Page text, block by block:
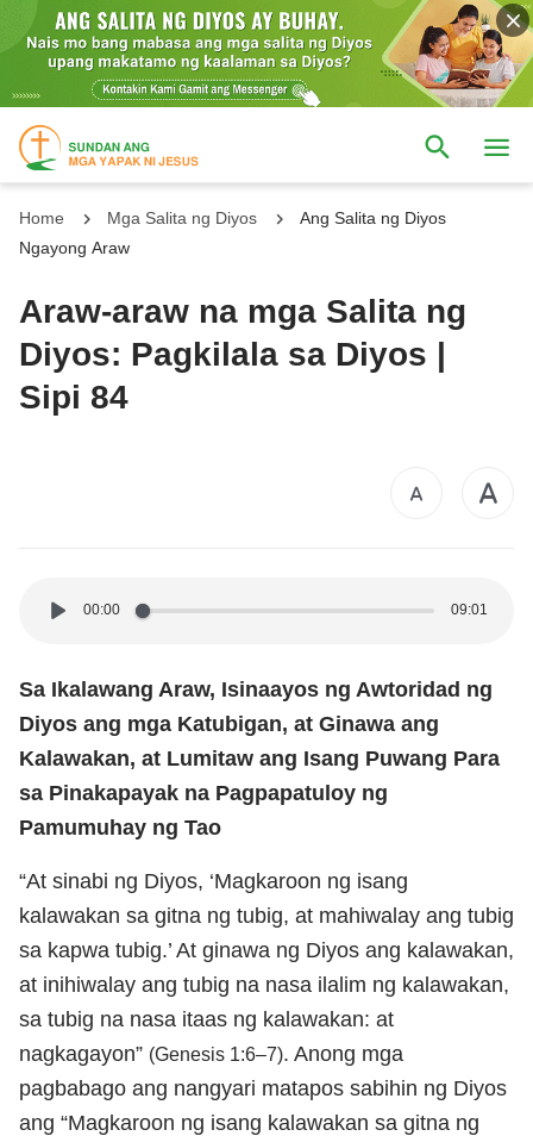
Home Mga Salita ng Diyos
Ang Salita ng Diyos
Ngayong Araw
Araw-araw na mga Salita ng
Diyos: Pagkilala sa Diyos |
Sipi 84
00:00 09:01
Sa Ikalawang Araw, Isinaayos ng Awtoridad ng
Diyos ang mga Katubigan, at Ginawa ang
Kalawakan, at Lumitaw ang Isang Puwang Para
sa Pinakapayak na Pagpapatuloy ng
Pamumuhay ng Tao
“At sinabi ng Diyos, ‘Magkaroon ng isang
kalawakan sa gitna ng tubig, at mahiwalay ang tubig
sa kapwa tubig.’ At ginawa ng Diyos ang kalawakan,
at inihiwalay ang tubig na nasa ilalim ng kalawakan,
sa tubig na nasa itaas ng kalawakan: at
nagkagayon” (Genesis 1:6–7). Anong mga
pagbabago ang nangyari matapos sabihin ng Diyos
ang “Magkaroon ng isang kalawakan sa gitna ng